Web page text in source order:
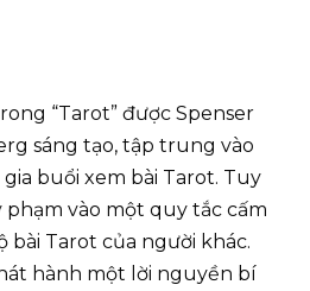
“Tarot” được Spenser
sáng tạo, tập trung vào
buổi xem bài Tarot. Tuy
vào một quy tắc cấm
bài Tarot của người khác.
hành một lời nguyền bí